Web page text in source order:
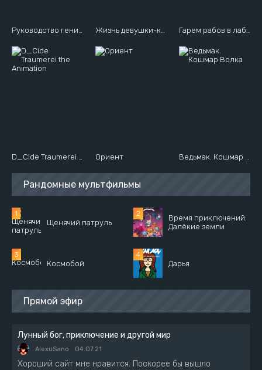
Руководство гениального принца по выведению страны из долгов Жизнь девушки-карателя Гарем рабов в лабиринте другого мира
D_Cide Traumerei the Animation Ориент Ведьмак. Кошмар Волка
Рандомные мультфильмы
Щенячий патруль
Время приключений:
Далёкие земли
Космобой Дарья
Прямой эфир
Лунный бог, приключение и другой мир
AlexuSano 04.07.21
Хороший сайт мне нравится. Поскорее бы вышло